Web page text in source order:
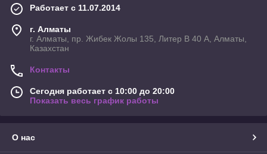
Работает с 11.07.2014
г. Алматы
г. Алматы, пр. Жибек Жолы 135, Литер В 40 А, Алматы,
Казахстан
Контакты
Сегодня работает с 10:00 до 20:00
Показать весь график работы
О нас